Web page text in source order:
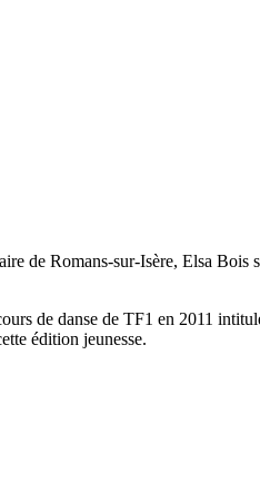
Romans-sur-Isère, Elsa Bois
de danse de TF1 en 2011
édition jeunesse.